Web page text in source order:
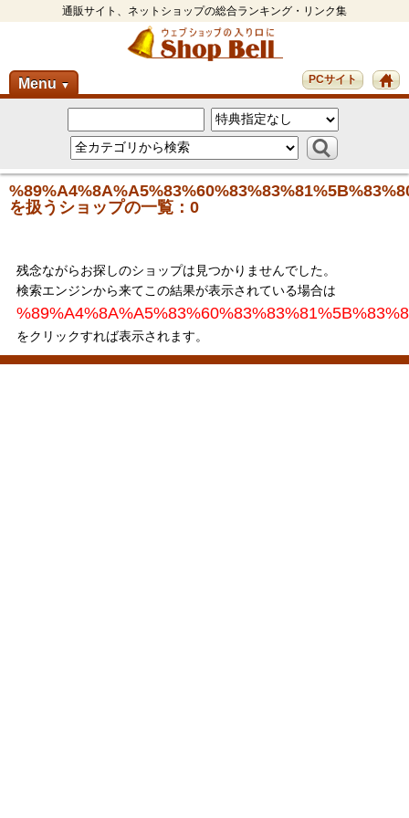
通販サイト、ネットショップの総合ランキング・リンク集
Menu ▼ PCサイト
を扱うショップの一覧：0
残念ながらお探しのショップは見つかりませんでした。
検索エンジンから来てこの結果が表示されている場合は
をクリックすれば表示されます。